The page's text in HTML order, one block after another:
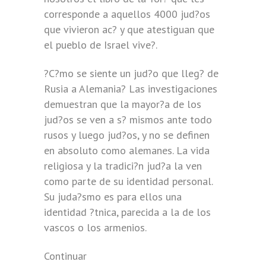
corresponde a aquellos 4000 jud?os
que vivieron ac? y que atestiguan que
el pueblo de Israel vive?.
?C?mo se siente un jud?o que lleg? de
Rusia a Alemania? Las investigaciones
demuestran que la mayor?a de los
jud?os se ven a s? mismos ante todo
rusos y luego jud?os, y no se definen
en absoluto como alemanes. La vida
religiosa y la tradici?n jud?a la ven
como parte de su identidad personal.
Su juda?smo es para ellos una
identidad ?tnica, parecida a la de los
vascos o los armenios.
Continuar